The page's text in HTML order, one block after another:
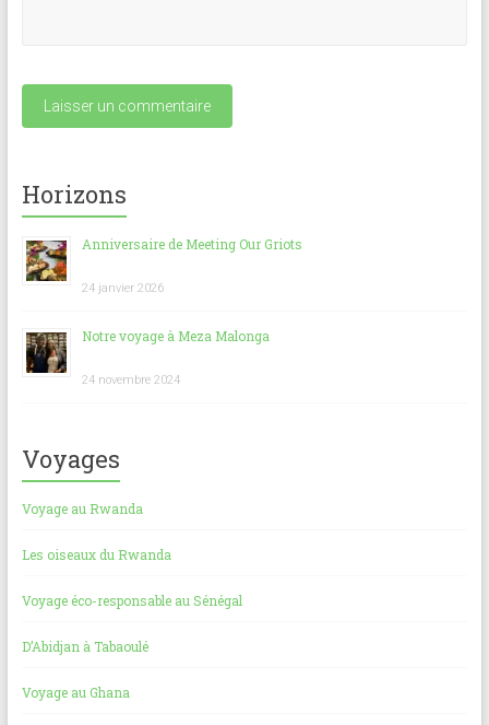
Horizons
Anniversaire de Meeting Our Griots
24 janvier 2026
Notre voyage à Meza Malonga
24 novembre 2024
Voyages
Voyage au Rwanda
Les oiseaux du Rwanda
Voyage éco-responsable au Sénégal
D’Abidjan à Tabaoulé
Voyage au Ghana